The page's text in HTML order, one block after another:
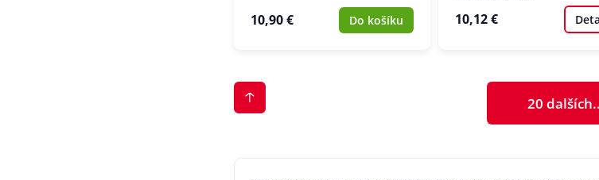
10,90 € Do košíku 10,12 €
20